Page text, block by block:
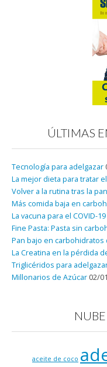
ÚLTIMAS
Tecnología para adelgazar
La mejor dieta para tratar
Volver a la rutina tras la
Más comida baja en
La vacuna para el COVID-
Fine Pasta: Pasta sin
Pan bajo en carbohidratos
La Creatina en la pérdida
Triglicéridos para
Millonarios de Azúcar 02/
aceite de coco